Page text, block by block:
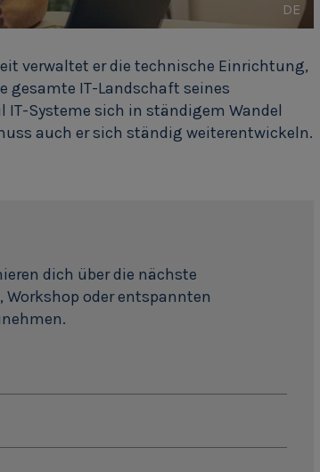
DE
verwaltet er die technische Einrichtung,
gesamte IT-Landschaft seines
IT-Systeme sich in ständigem Wandel
auch er sich ständig weiterentwickeln.
dich über die nächste
oder entspannten